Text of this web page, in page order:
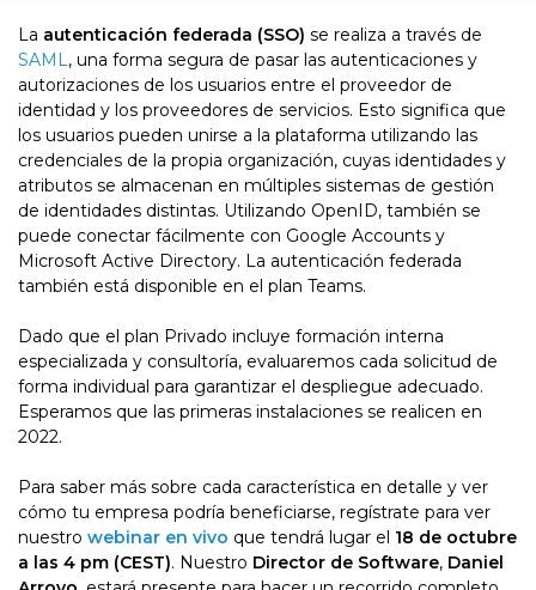
La autenticación federada (SSO) se realiza a través de
SAML, una forma segura de pasar las autenticaciones y
autorizaciones de los usuarios entre el proveedor de
identidad y los proveedores de servicios. Esto significa que
los usuarios pueden unirse a la plataforma utilizando las
credenciales de la propia organización, cuyas identidades y
atributos se almacenan en múltiples sistemas de gestión
de identidades distintas. Utilizando OpenID, también se
puede conectar fácilmente con Google Accounts y
Microsoft Active Directory. La autenticación federada
también está disponible en el plan Teams.
Dado que el plan Privado incluye formación interna
especializada y consultoría, evaluaremos cada solicitud de
forma individual para garantizar el despliegue adecuado.
Esperamos que las primeras instalaciones se realicen en
2022.
Para saber más sobre cada característica en detalle y ver
cómo tu empresa podría beneficiarse, regístrate para ver
nuestro webinar en vivo que tendrá lugar el 18 de octubre
a las 4 pm (CEST). Nuestro Director de Software, Daniel